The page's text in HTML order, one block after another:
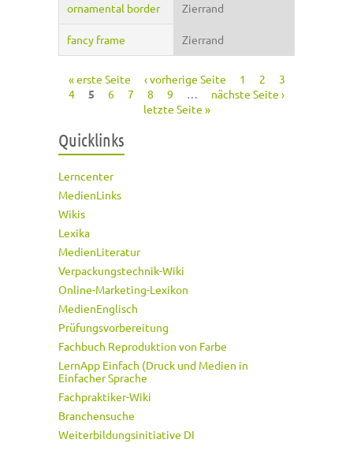
ornamental border Zierrand
fancy frame Zierrand
Seiten
« erste Seite ‹ vorherige Seite 1 2
3
4
5 6 7 8 9 …
nächste Seite ›
letzte Seite »
Quicklinks
Lerncenter
MedienLinks
Wikis
Lexika
MedienLiteratur
Verpackungstechnik-Wiki
Online-Marketing-Lexikon
MedienEnglisch
Prüfungsvorbereitung
Fachbuch Reproduktion von Farbe
LernApp Einfach (Druck und Medien in
Einfacher Sprache
Fachpraktiker-Wiki
Branchensuche
Weiterbildungsinitiative DI